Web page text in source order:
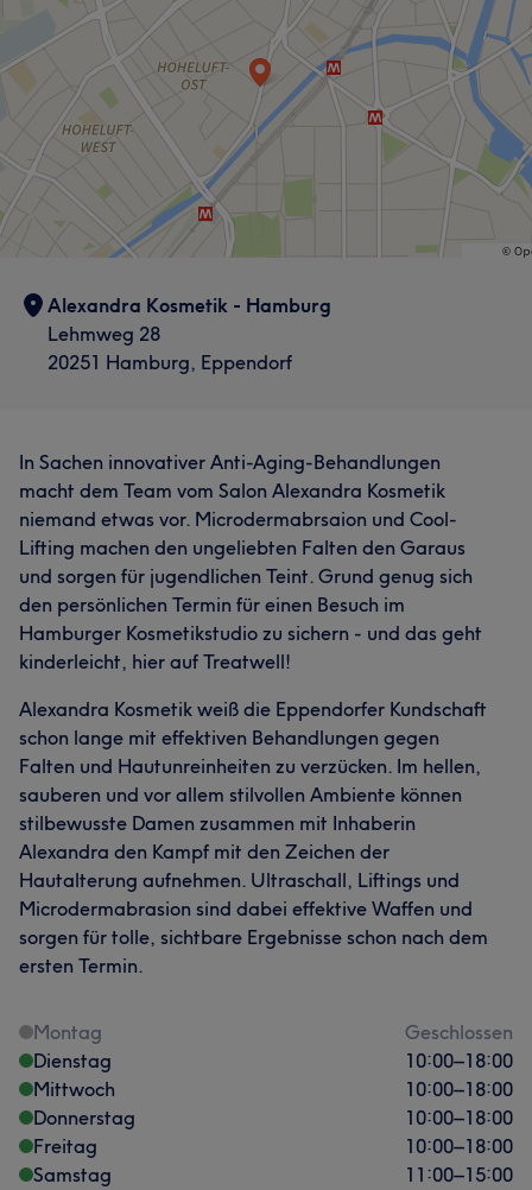
Alexandra Kosmetik - Hamburg
Lehmweg 28
20251 Hamburg, Eppendorf
In Sachen innovativer Anti-Aging-Behandlungen
macht dem Team vom Salon Alexandra Kosmetik
niemand etwas vor. Microdermabrsaion und Cool-
Lifting machen den ungeliebten Falten den Garaus
und sorgen für jugendlichen Teint. Grund genug sich
den persönlichen Termin für einen Besuch im
Hamburger Kosmetikstudio zu sichern - und das geht
kinderleicht, hier auf Treatwell!
Alexandra Kosmetik weiß die Eppendorfer Kundschaft
schon lange mit effektiven Behandlungen gegen
Falten und Hautunreinheiten zu verzücken. Im hellen,
sauberen und vor allem stilvollen Ambiente können
stilbewusste Damen zusammen mit Inhaberin
Alexandra den Kampf mit den Zeichen der
Hautalterung aufnehmen. Ultraschall, Liftings und
Microdermabrasion sind dabei effektive Waffen und
sorgen für tolle, sichtbare Ergebnisse schon nach dem
ersten Termin.
Montag
Geschlossen
Dienstag
10:00–18:00
Mittwoch
10:00–18:00
Donnerstag
10:00–18:00
Freitag
10:00–18:00
Samstag
11:00–15:00